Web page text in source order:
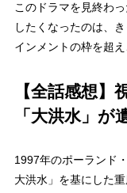
このドラマを見終わ
したくなったのは、
インメントの枠を超
【全話感想
「大洪水」が
1997年のポーランド
大洪水」を基にした重